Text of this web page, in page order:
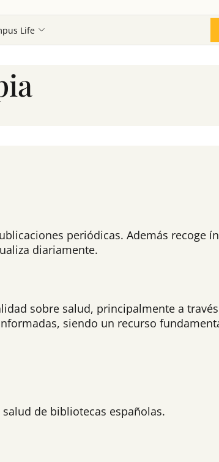
Life
periódicas. Además recoge
diariamente.
sobre salud, principalmente a
siendo un recurso
de bibliotecas españolas.